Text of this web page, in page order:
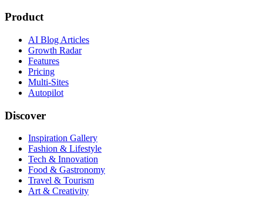
Product
AI Blog Articles
Growth Radar
Features
Pricing
Multi-Sites
Autopilot
Discover
Inspiration Gallery
Fashion & Lifestyle
Tech & Innovation
Food & Gastronomy
Travel & Tourism
Art & Creativity